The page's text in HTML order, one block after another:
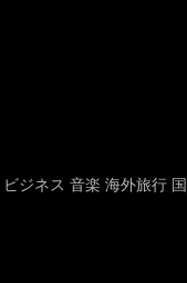
ビジネス 音楽 海外旅行 国